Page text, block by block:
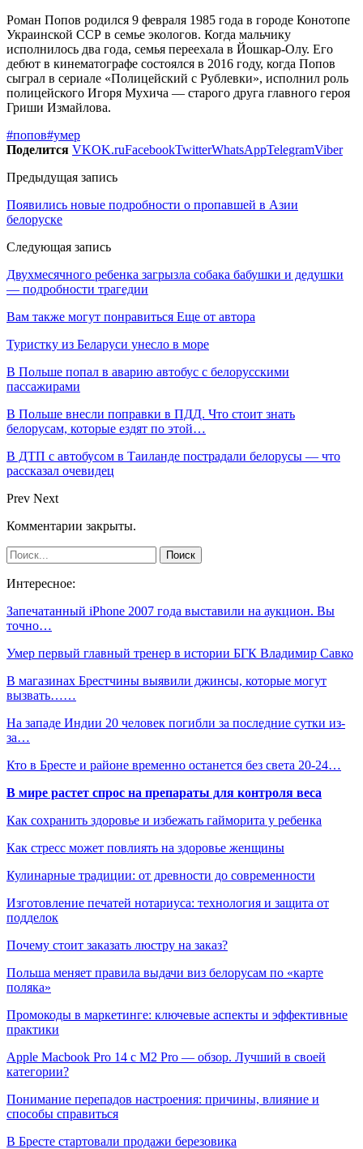
Роман Попов родился 9 февраля 1985 года в городе Конотопе
Украинской ССР в семье экологов. Когда мальчику
исполнилось два года, семья переехала в Йошкар-Олу. Его
дебют в кинематографе состоялся в 2016 году, когда Попов
сыграл в сериале «Полицейский с Рублевки», исполнил роль
полицейского Игоря Мухича — старого друга главного героя
Гриши Измайлова.
#попов#умер
Поделится VKOK.ruFacebookTwitterWhatsAppTelegramViber
Предыдущая запись
Появились новые подробности о пропавшей в Азии
белоруске
Следующая запись
Двухмесячного ребенка загрызла собака бабушки и дедушки
— подробности трагедии
Вам также могут понравиться Еще от автора
Туристку из Беларуси унесло в море
В Польше попал в аварию автобус с белорусскими
пассажирами
В Польше внесли поправки в ПДД. Что стоит знать
белорусам, которые ездят по этой…
В ДТП с автобусом в Таиланде пострадали белорусы — что
рассказал очевидец
Prev Next
Комментарии закрыты.
Интересное:
Запечатанный iPhone 2007 года выставили на аукцион. Вы
точно…
Умер первый главный тренер в истории БГК Владимир Савко
В магазинах Брестчины выявили джинсы, которые могут
вызвать……
На западе Индии 20 человек погибли за последние сутки из-
за…
Кто в Бресте и районе временно останется без света 20-24…
В мире растет спрос на препараты для контроля веса
Как сохранить здоровье и избежать гайморита у ребенка
Как стресс может повлиять на здоровье женщины
Кулинарные традиции: от древности до современности
Изготовление печатей нотариуса: технология и защита от
подделок
Почему стоит заказать люстру на заказ?
Польша меняет правила выдачи виз белорусам по «карте
поляка»
Промокоды в маркетинге: ключевые аспекты и эффективные
практики
Apple Macbook Pro 14 с M2 Pro — обзор. Лучший в своей
категории?
Понимание перепадов настроения: причины, влияние и
способы справиться
В Бресте стартовали продажи березовика